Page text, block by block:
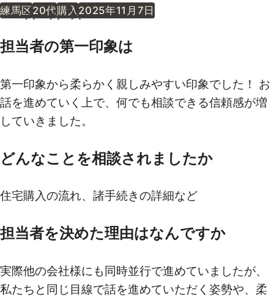
練馬区20代購入 2025年11月7日
担当者の第一印象は
第一印象から柔らかく親しみやすい印象でした！ お
話を進めていく上で、何でも相談できる信頼感が増
していきました。
どんなことを相談されましたか
住宅購入の流れ、諸手続きの詳細など
担当者を決めた理由はなんですか
実際他の会社様にも同時並行で進めていましたが、
私たちと同じ目線で話を進めていただく姿勢や、柔
買いたい
新着物件から探す
学区から探す
地図から探す
こだわりから探す